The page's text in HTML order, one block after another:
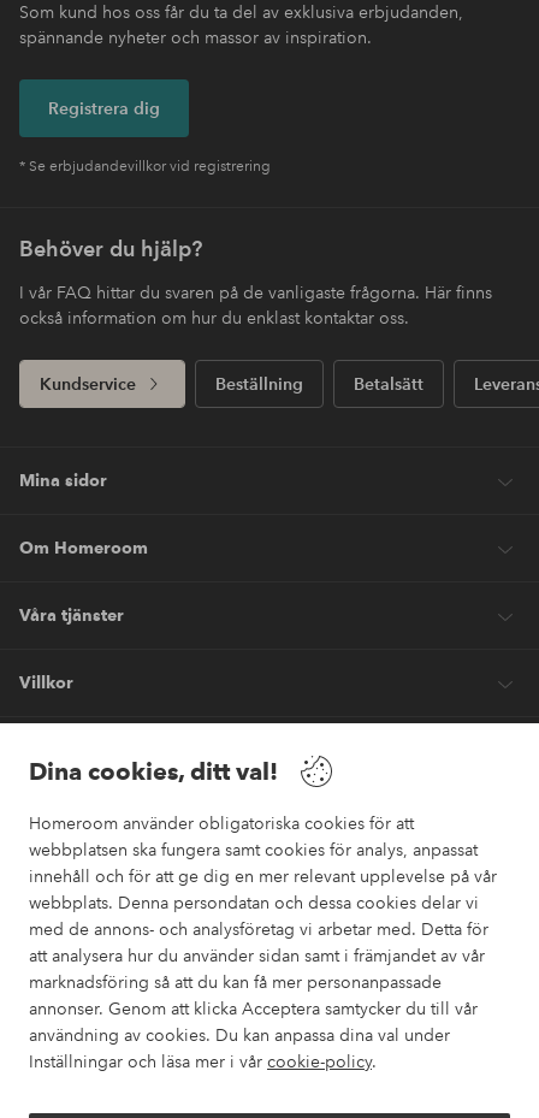
Dina cookies, ditt val!
Homeroom använder obligatoriska cookies för att
webbplatsen ska fungera samt cookies för analys, anpassat
innehåll och för att ge dig en mer relevant upplevelse på vår
webbplats. Denna persondatan och dessa cookies delar vi
med de annons- och analysföretag vi arbetar med. Detta för
att analysera hur du använder sidan samt i främjandet av vår
marknadsföring så att du kan få mer personanpassade
annonser. Genom att klicka Acceptera samtycker du till vår
användning av cookies. Du kan anpassa dina val under
Inställningar och läsa mer i vår cookie-policy.
Som kund hos oss får du ta del av exklusiva erbjudanden,
spännande nyheter och massor av inspiration.
Registrera dig
* Se erbjudandevillkor vid registrering
Behöver du hjälp?
I vår FAQ hittar du svaren på de vanligaste frågorna. Här finns
också information om hur du enklast kontaktar oss.
Kundservice Beställning Betalsätt
Mina sidor
Om Homeroom
Våra tjänster
Villkor
Säkra betalningar
Vill du veta mer om våra betalalternativ ?
elpy